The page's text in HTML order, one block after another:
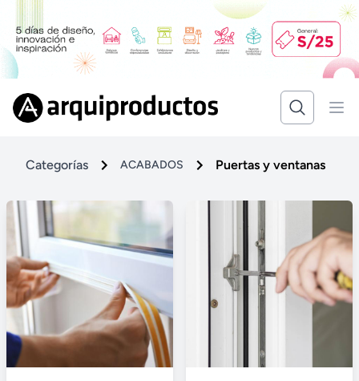
Categorías ACABADOS Puertas y ventanas